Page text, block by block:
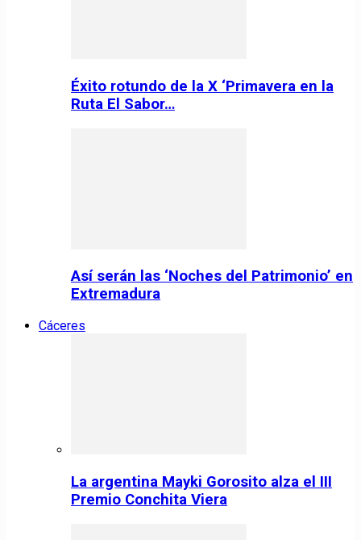
Éxito rotundo de la X ‘Primavera en la
Ruta El Sabor…
Así serán las ‘Noches del Patrimonio’ en
Extremadura
Cáceres
La argentina Mayki Gorosito alza el III
Premio Conchita Viera